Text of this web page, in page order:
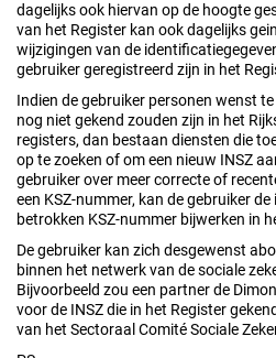
dagelijks ook hiervan op de hoogte
van het Register kan ook dagelijks
wijzigingen van de
gebruiker geregistreerd zijn in het
Indien de gebruiker personen wenst
nog niet gekend zouden zijn in het
registers, dan bestaan diensten die
op te zoeken of om een nieuw INSZ
gebruiker over meer correcte of
een KSZ-nummer, kan de gebruiker
betrokken KSZ-nummer bijwerken in
De gebruiker kan zich desgewenst
binnen het netwerk van de sociale
Bijvoorbeeld zou een partner de
voor de INSZ die in het Register
van het Sectoraal Comité Sociale